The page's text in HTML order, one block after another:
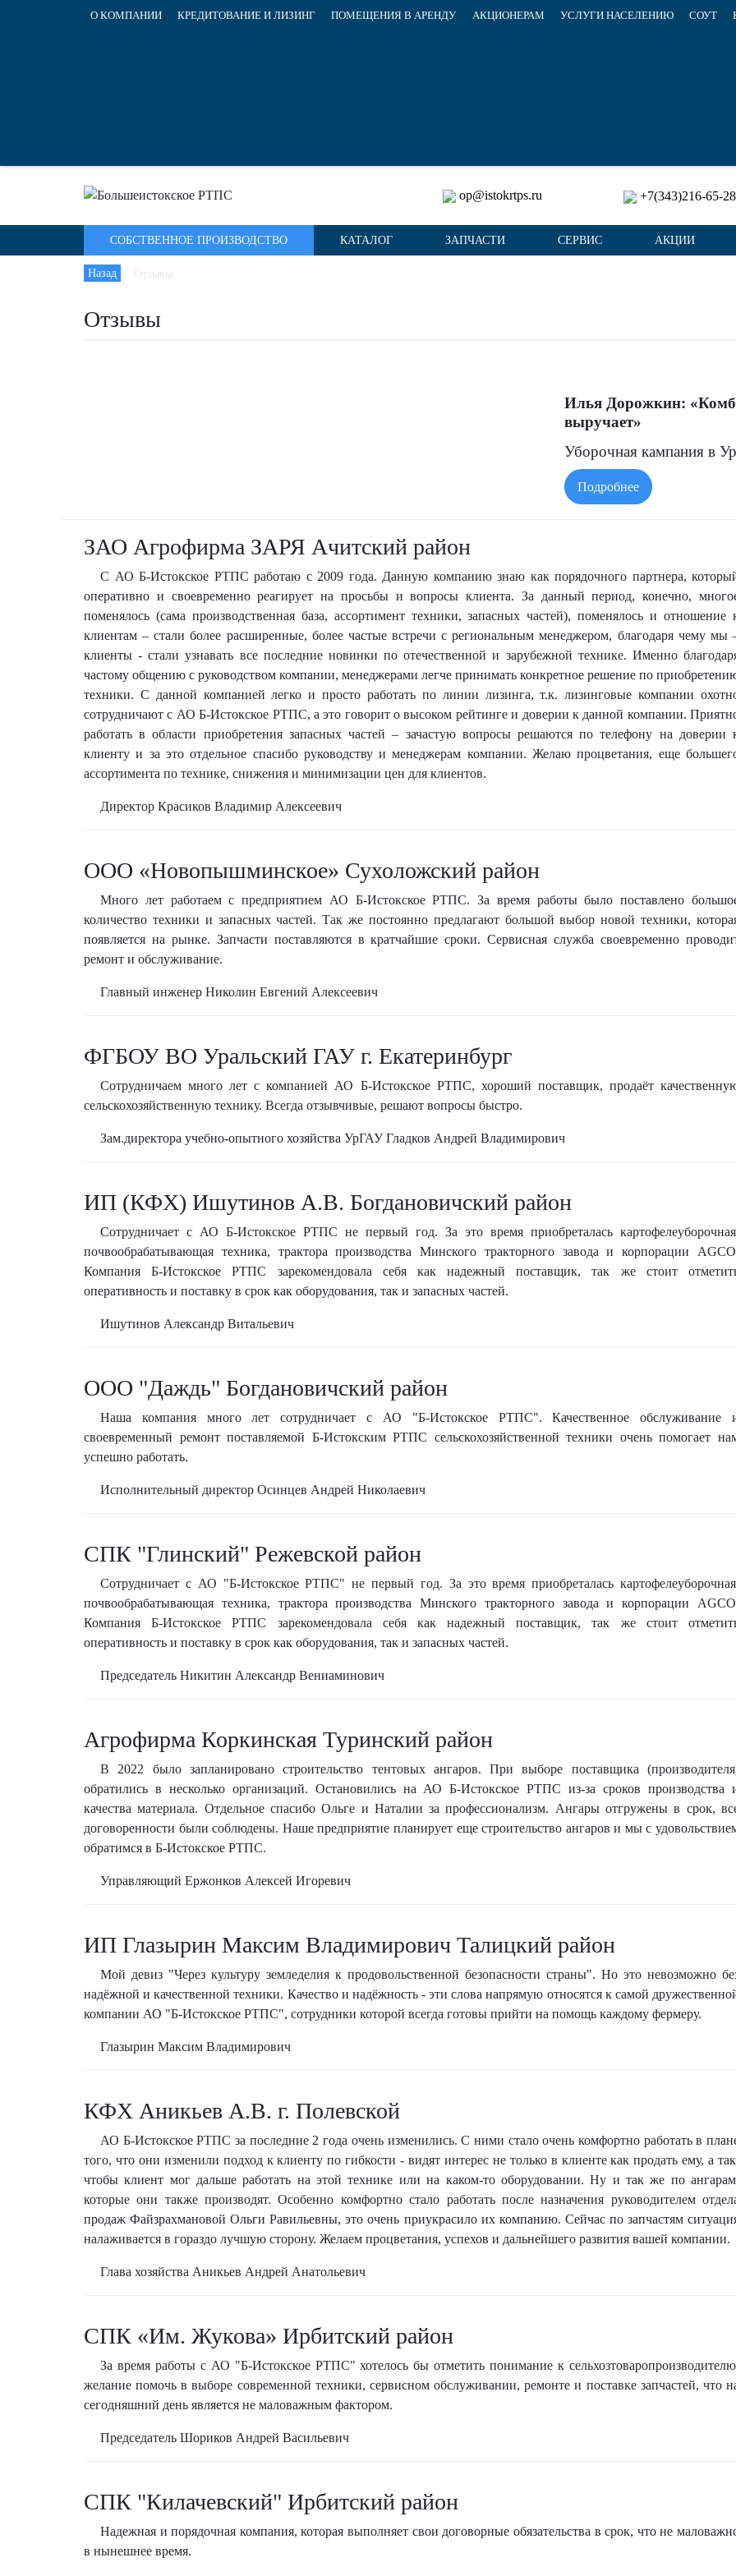
О КОМПАНИИ КРЕДИТОВАНИЕ И ЛИЗИНГ ПОМЕЩЕНИЯ В АРЕНДУ АКЦИОНЕРАМ УСЛУГИ НАСЕЛЕНИЮ СОУТ
op@istokrtps.ru +7(343)216-65-28
СОБСТВЕННОЕ ПРОИЗВОДСТВО КАТАЛОГ ЗАПЧАСТИ СЕРВИС АКЦИИ
Назад Отзывы
Отзывы
Илья Дорожкин:
выручает»
Уборочная кампания в
финишную прямую.
культур. Не последнюю
сыграла надежная
Подробнее
ЗАО Агрофирма ЗАРЯ Ачитский район
С АО Б-Истокское РТПС работаю с 2009 года. Данную компанию знаю как порядочного партнера,
оперативно и своевременно реагирует на просьбы и вопросы клиента. За данный период, конечно,
поменялось (сама производственная база, ассортимент техники, запасных частей), поменялось и отношение
клиентам – стали более расширенные, более частые встречи с региональным менеджером, благодаря чему мы
клиенты - стали узнавать все последние новинки по отечественной и зарубежной технике. Именно
частому общению с руководством компании, менеджерами легче принимать конкретное решение по
техники. С данной компанией легко и просто работать по линии лизинга, т.к. лизинговые компании
сотрудничают с АО Б-Истокское РТПС, а это говорит о высоком рейтинге и доверии к данной компании.
работать в области приобретения запасных частей – зачастую вопросы решаются по телефону на доверии
клиенту и за это отдельное спасибо руководству и менеджерам компании. Желаю процветания, еще
ассортимента по технике, снижения и минимизации цен для клиентов.
Директор Красиков Владимир Алексеевич
ООО «Новопышминское» Сухоложский район
Много лет работаем с предприятием АО Б-Истокское РТПС. За время работы было поставлено
количество техники и запасных частей. Так же постоянно предлагают большой выбор новой техники,
появляется на рынке. Запчасти поставляются в кратчайшие сроки. Сервисная служба своевременно
ремонт и обслуживание.
Главный инженер Николин Евгений Алексеевич
ФГБОУ ВО Уральский ГАУ г. Екатеринбург
Сотрудничаем много лет с компанией АО Б-Истокское РТПС, хороший поставщик, продаёт
сельскохозяйственную технику. Всегда отзывчивые, решают вопросы быстро.
Зам.директора учебно-опытного хозяйства УрГАУ Гладков Андрей Владимирович
ИП (КФХ) Ишутинов А.В. Богдановичский район
Сотрудничает с АО Б-Истокское РТПС не первый год. За это время приобреталась
почвообрабатывающая техника, трактора производства Минского тракторного завода и корпорации
Компания Б-Истокское РТПС зарекомендовала себя как надежный поставщик, так же стоит
оперативность и поставку в срок как оборудования, так и запасных частей.
Ишутинов Александр Витальевич
ООО "Даждь" Богдановичский район
Наша компания много лет сотрудничает с АО "Б-Истокское РТПС". Качественное обслуживание
своевременный ремонт поставляемой Б-Истокским РТПС сельскохозяйственной техники очень помогает
успешно работать.
Исполнительный директор Осинцев Андрей Николаевич
СПК "Глинский" Режевской район
Сотрудничает с АО "Б-Истокское РТПС" не первый год. За это время приобреталась
почвообрабатывающая техника, трактора производства Минского тракторного завода и корпорации
Компания Б-Истокское РТПС зарекомендовала себя как надежный поставщик, так же стоит
оперативность и поставку в срок как оборудования, так и запасных частей.
Председатель Никитин Александр Вениаминович
Агрофирма Коркинская Туринский район
В 2022 было запланировано строительство тентовых ангаров. При выборе поставщика
обратились в несколько организаций. Остановились на АО Б-Истокское РТПС из-за сроков производства
качества материала. Отдельное спасибо Ольге и Наталии за профессионализм. Ангары отгружены в срок,
договоренности были соблюдены. Наше предприятие планирует еще строительство ангаров и мы с
обратимся в Б-Истокское РТПС.
Управляющий Ержонков Алексей Игоревич
ИП Глазырин Максим Владимирович Талицкий район
Мой девиз "Через культуру земледелия к продовольственной безопасности страны". Но это невозможно
надёжной и качественной техники. Качество и надёжность - эти слова напрямую относятся к самой
компании АО "Б-Истокское РТПС", сотрудники которой всегда готовы прийти на помощь каждому фермеру.
Глазырин Максим Владимирович
КФХ Аникьев А.В. г. Полевской
АО Б-Истокское РТПС за последние 2 года очень изменились. С ними стало очень комфортно работать в
того, что они изменили подход к клиенту по гибкости - видят интерес не только в клиенте как продать ему, а
чтобы клиент мог дальше работать на этой технике или на каком-то оборудовании. Ну и так же по
которые они также производят. Особенно комфортно стало работать после назначения руководителем
продаж Файзрахмановой Ольги Равильевны, это очень приукрасило их компанию. Сейчас по запчастям
налаживается в гораздо лучшую сторону. Желаем процветания, успехов и дальнейшего развития вашей компании.
Глава хозяйства Аникьев Андрей Анатольевич
СПК «Им. Жукова» Ирбитский район
За время работы с АО "Б-Истокское РТПС" хотелось бы отметить понимание к
желание помочь в выборе современной техники, сервисном обслуживании, ремонте и поставке запчастей, что
сегодняшний день является не маловажным фактором.
Председатель Шориков Андрей Васильевич
СПК "Килачевский" Ирбитский район
Надежная и порядочная компания, которая выполняет свои договорные обязательства в срок, что не
в нынешнее время.